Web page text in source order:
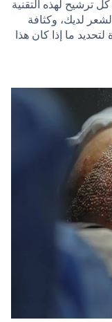
كل ترشيح لهذه التقنية
لديك، وكثافة
ما إذا كان هذا